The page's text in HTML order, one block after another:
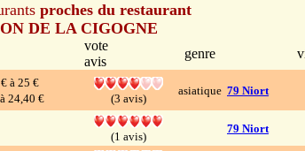
proches du restaurant
DE LA CIGOGNE
vote
avis
genre
à 25 €
24,40 €
(3 avis)
asiatique 79 Niort
(1 avis)
79 Niort